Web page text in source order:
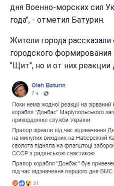
дня Военно-морских сил
года", - отметил Батурин.
Жители города
городского
"Щит", но и от них реакции